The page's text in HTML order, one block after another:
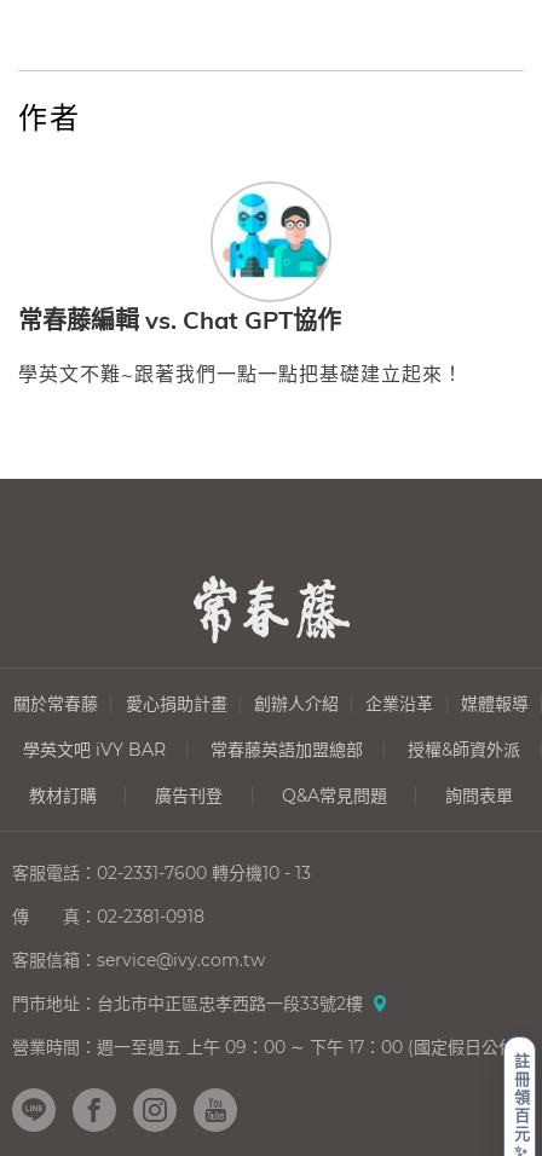
註
冊
領
百
元
✨
作者
常春藤編輯 vs. Chat GPT協作
學英文不難~跟著我們一點一點把基礎建立起來！
關於常春藤 愛心捐助計畫 創辦人介紹 企業沿革 媒體報導
學英文吧 iVY BAR 常春藤英語加盟總部 授權&師資外派
教材訂購 廣告刊登 Q&A常見問題 詢問表單
客服電話： 02-2331-7600 轉分機10 - 13
傳 真： 02-2381-0918
客服信箱： service@ivy.com.tw
門市地址： 台北市中正區忠孝西路一段33號2樓
營業時間： 週一至週五 上午 09：00 ∼ 下午 17：00 (國定假日公休)